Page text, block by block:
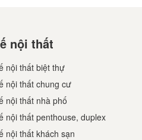
nội thất
nội thất biệt thự
nội thất chung cư
nội thất nhà phố
nội thất penthouse, duplex
nội thất khách sạn